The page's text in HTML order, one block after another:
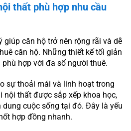
thất phù hợp nhu cầu
giúp căn hộ trở nên rộng rãi và dễ
căn hộ. Những thiết kế tối giản
hợp với đa số người thuê.
sự thoải mái và linh hoạt trong
nội thất được sắp xếp khoa học,
cuộc sống tại đó. Đây là yếu
hợp đồng nhanh.